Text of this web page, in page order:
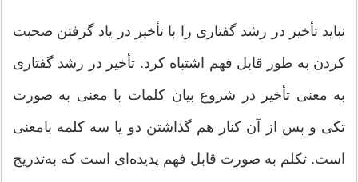
نباید تأخیر در رشد گفتاری را با تأخیر در یاد گرفتن صحبت
کردن به طور قابل فهم اشتباه کرد. تأخیر در رشد گفتاری
به معنی تأخیر در شروع بیان کلمات با معنی به صورت
تکی و پس از آن کنار هم گذاشتن دو یا سه کلمه بامعنی
است. تکلم به صورت قابل فهم پدیده‌ای است که به‌تدریج